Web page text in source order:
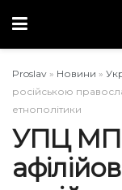
Proslav » Новини »
російською
етнополітики
УПЦ МП